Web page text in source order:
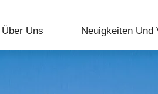
Über Uns Neuigkeiten Und